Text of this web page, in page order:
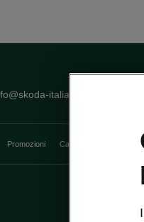
italia.it
Promozioni Cataloghi e Listini
Aziende e P.IVA